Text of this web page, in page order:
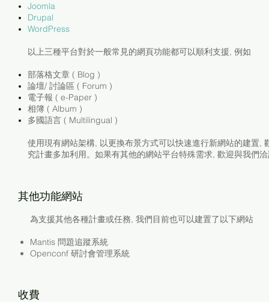
Joomla
Drupal
WordPress
以上三種平台對於一般常見的網頁功能都可以順利支援, 例如
部落格文章 ( Blog )
論壇/ 討論區 ( Forum )
電子報 ( e-Paper )
相簿 ( Album )
多國語言 ( Multilingual )
使用現有網站架構, 以更換布景方式可以快速進行新網站的建置,
究計畫多加利用。如果有其他的網站平台特殊需求, 歡迎與我們
其他功能網站
為支援其他各種計畫或任務, 我們目前也可以建置了以下網站
Mantis 問題追蹤系統
Openconf 研討會管理系統
收費